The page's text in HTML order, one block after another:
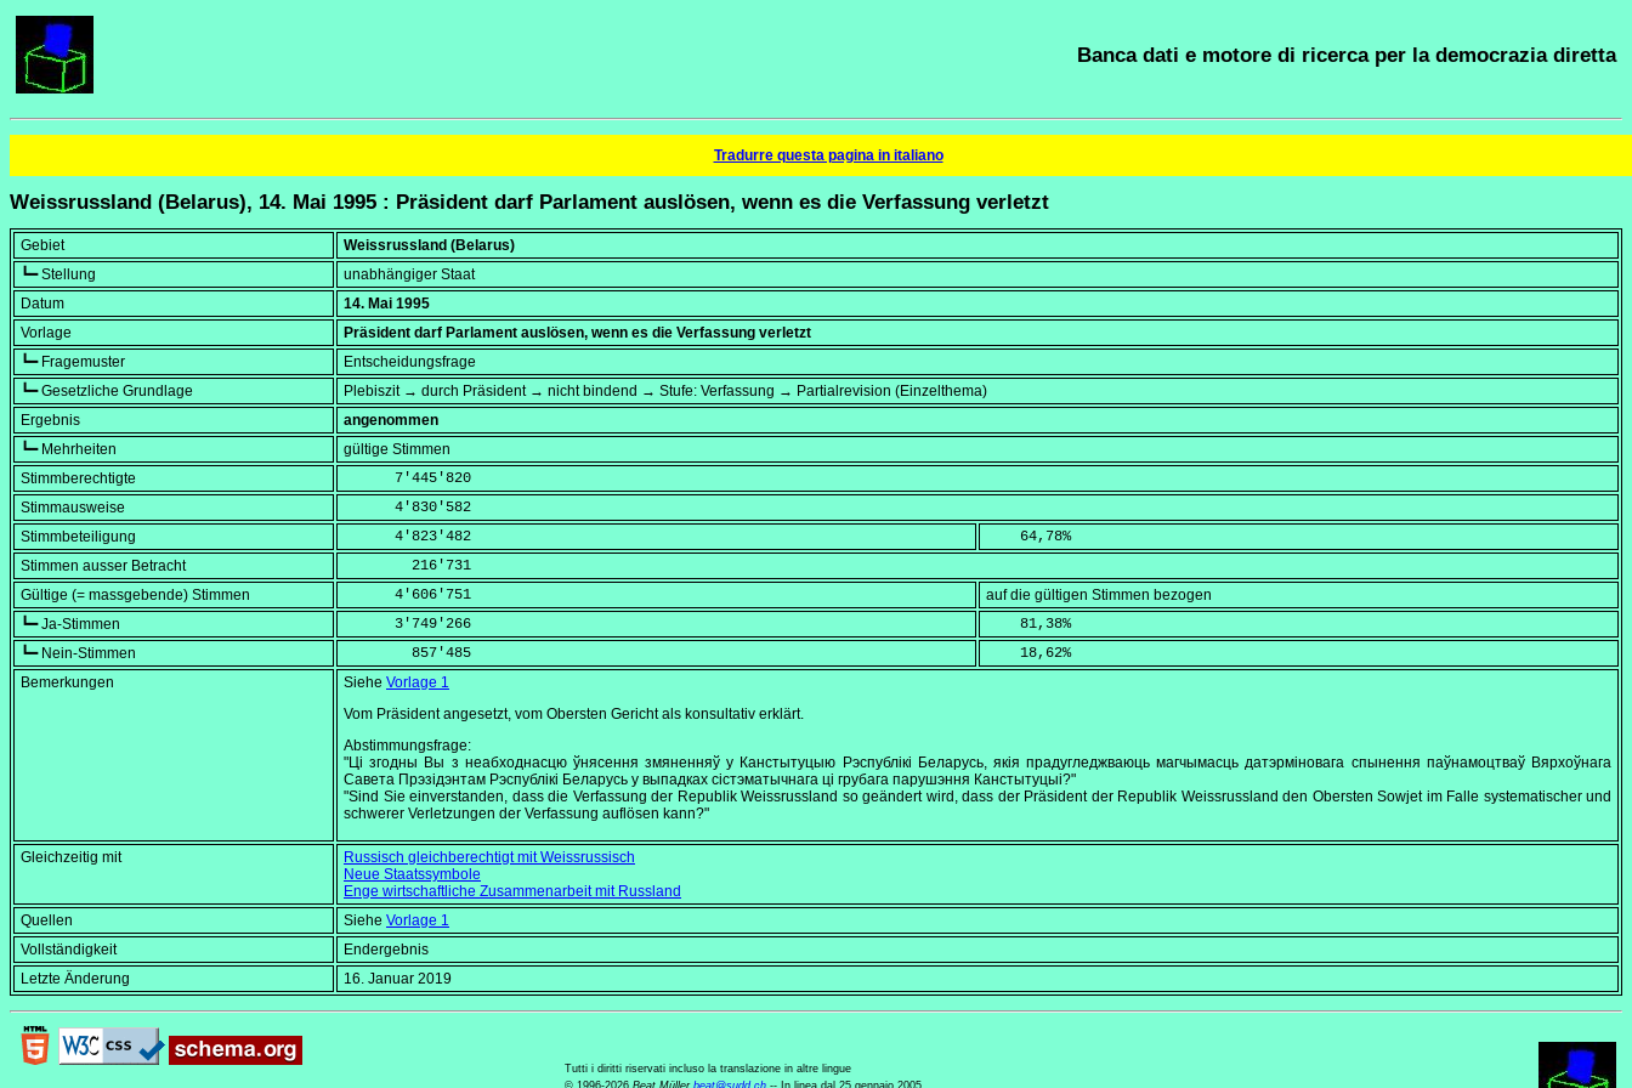
Banca dati e motore di ricerca per la democrazia diretta
Tradurre questa pagina in italiano
Weissrussland (Belarus), 14. Mai 1995 : Präsident darf Parlament auslösen, wenn es die Verfassung verletzt
Gebiet
Weissrussland (Belarus)
┗━ Stellung
unabhängiger Staat
Datum
14. Mai 1995
Vorlage
Präsident darf Parlament auslösen, wenn es die Verfassung verletzt
┗━ Fragemuster
Entscheidungsfrage
┗━ Gesetzliche Grundlage
Plebiszit → durch Präsident → nicht bindend → Stufe: Verfassung → Partialrevision (Einzelthema)
Ergebnis
angenommen
┗━ Mehrheiten
gültige Stimmen
Stimmberechtigte
      7'445'820
Stimmausweise
      4'830'582
Stimmbeteiligung
      4'823'482
    64,78
%
Stimmen ausser Betracht
        216'731
Gültige (= massgebende) Stimmen
      4'606'751
auf die gültigen Stimmen bezogen
┗━ Ja-Stimmen
      3'749'266
    81,38
%
┗━ Nein-Stimmen
        857'485
    18,62
%
Bemerkungen
Siehe Vorlage 1
Vom Präsident angesetzt, vom Obersten Gericht als konsultativ erklärt.
Abstimmungsfrage:
"Ці згодны Вы з неабходнасцю ўнясення змяненняў у Канстытуцыю Рэспублікі Беларусь, якія прадугледжваюць магчымасць датэрміновага спынення паўнамоцтваў Вярхоўнага
Савета Прэзідэнтам Рэспублікі Беларусь у выпадках сістэматычнага ці грубага парушэння Канстытуцыі?"
"Sind Sie einverstanden, dass die Verfassung der Republik Weissrussland so geändert wird, dass der Präsident der Republik Weissrussland den Obersten Sowjet im Falle systematischer und
schwerer Verletzungen der Verfassung auflösen kann?"
Gleichzeitig mit
Russisch gleichberechtigt mit Weissrussisch
Neue Staatssymbole
Enge wirtschaftliche Zusammenarbeit mit Russland
Quellen
Siehe Vorlage 1
Vollständigkeit
Endergebnis
Letzte Änderung
16. Januar 2019
Tutti i diritti riservati incluso la translazione in altre lingue